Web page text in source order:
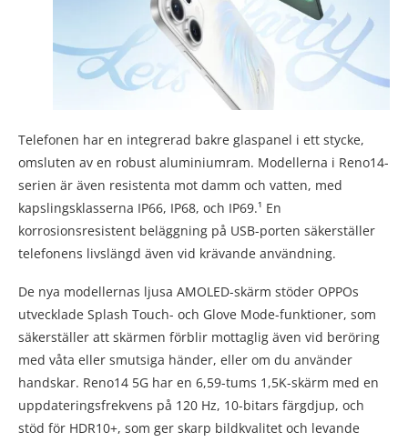
Telefonen har en integrerad bakre glaspanel i ett stycke,
omsluten av en robust aluminiumram. Modellerna i Reno14-
serien är även resistenta mot damm och vatten, med
kapslingsklasserna IP66, IP68, och IP69.¹ En
korrosionsresistent beläggning på USB-porten säkerställer
telefonens livslängd även vid krävande användning.
De nya modellernas ljusa AMOLED-skärm stöder OPPOs
utvecklade Splash Touch- och Glove Mode-funktioner, som
säkerställer att skärmen förblir mottaglig även vid beröring
med våta eller smutsiga händer, eller om du använder
handskar. Reno14 5G har en 6,59-tums 1,5K-skärm med en
uppdateringsfrekvens på 120 Hz, 10-bitars färgdjup, och
stöd för HDR10+, som ger skarp bildkvalitet och levande